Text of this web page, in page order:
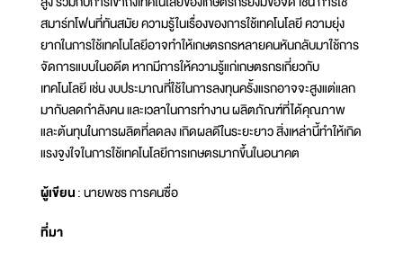
สมาร์ทโฟนที่ทันสมัย ความรู้ในเรื่องของการใช้เทคโนโลยี ความยุ่ง
ยากในการใช้เทคโนโลยีอาจทำให้เกษตรกรหลายคนหันกลับมาใช้การ
จัดการแบบในอดีต หากมีการให้ความรู้แก่เกษตรกรเกี่ยวกับ
เทคโนโลยี เช่น งบประมาณที่ใช้ในการลงทุนครั้งแรกอาจจะสูงแต่แลก
มากับลดกำลังคน และเวลาในการทำงาน ผลิตภัณฑ์ที่ได้คุณภาพ
และต้นทุนในการผลิตที่ลดลง เกิดผลดีในระยะยาว สิ่งเหล่านี้ทำให้เกิด
แรงจูงใจในการใช้เทคโนโลยีการเกษตรมากขึ้นในอนาคต
ผู้เขียน: นายพชร การคนซื่อ
ที่มา